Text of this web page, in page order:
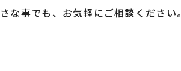
な事でも、お気軽にご相談ください。